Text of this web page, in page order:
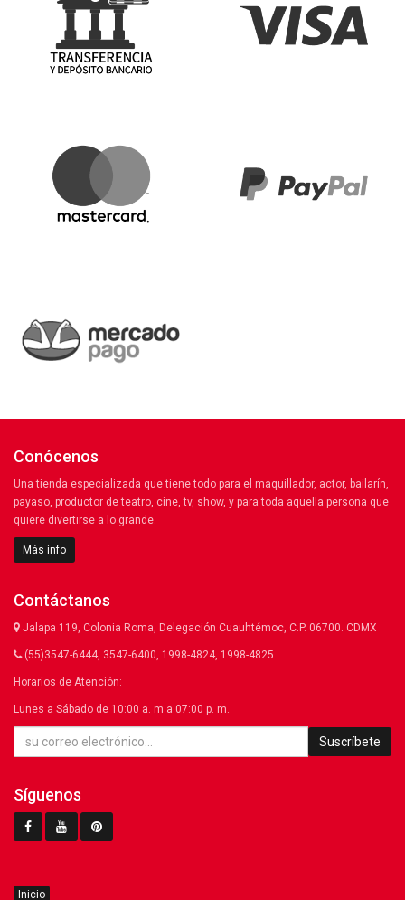
Conócenos
Una tienda especializada que tiene todo para el maquillador, actor, bailarín,
payaso, productor de teatro, cine, tv, show, y para toda aquella persona que
quiere divertirse a lo grande.
Más info
Contáctanos
Jalapa 119, Colonia Roma, Delegación Cuauhtémoc, C.P. 06700. CDMX
(55)3547-6444, 3547-6400, 1998-4824, 1998-4825
Horarios de Atención:
Lunes a Sábado de 10:00 a. m a 07:00 p. m.
Suscríbete
Síguenos
Inicio